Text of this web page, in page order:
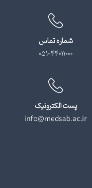
شماره تماس
051-44011000
پست الکترونیک
info@medsab.ac.ir